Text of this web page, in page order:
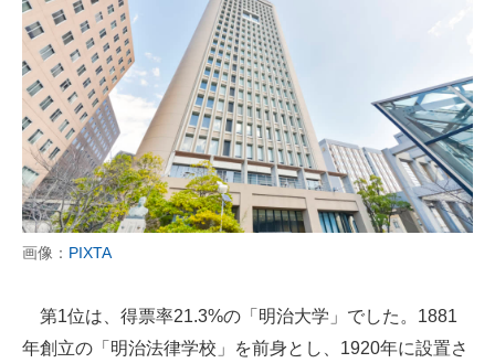
画像： PIXTA
第1位は、得票率21.3%の「明治大学」でした。1881
年創立の「明治法律学校」を前身とし、1920年に設置さ